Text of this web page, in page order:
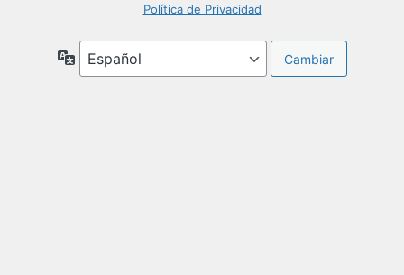
Política de Privacidad
Idioma